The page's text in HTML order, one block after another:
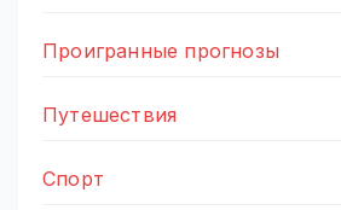
Проигранные прогнозы
Путешествия
Спорт